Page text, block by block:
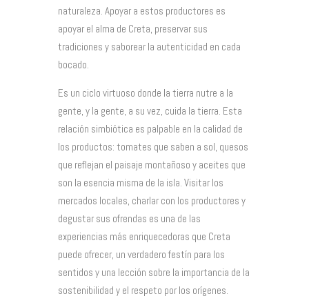
naturaleza. Apoyar a estos productores es
apoyar el alma de Creta, preservar sus
tradiciones y saborear la autenticidad en cada
bocado.
Es un ciclo virtuoso donde la tierra nutre a la
gente, y la gente, a su vez, cuida la tierra. Esta
relación simbiótica es palpable en la calidad de
los productos: tomates que saben a sol, quesos
que reflejan el paisaje montañoso y aceites que
son la esencia misma de la isla. Visitar los
mercados locales, charlar con los productores y
degustar sus ofrendas es una de las
experiencias más enriquecedoras que Creta
puede ofrecer, un verdadero festín para los
sentidos y una lección sobre la importancia de la
sostenibilidad y el respeto por los orígenes.